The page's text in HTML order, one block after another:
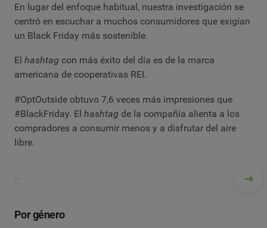
En lugar del enfoque habitual, nuestra investigación se
centró en escuchar a muchos consumidores que exigían
un Black Friday más sostenible.
El hashtag con más éxito del día es de la marca
americana de cooperativas REI.
#OptOutside obtuvo 7,6 veces más impresiones que
#BlackFriday. El hashtag de la compañía alienta a los
compradores a consumir menos y a disfrutar del aire
libre.
Por género